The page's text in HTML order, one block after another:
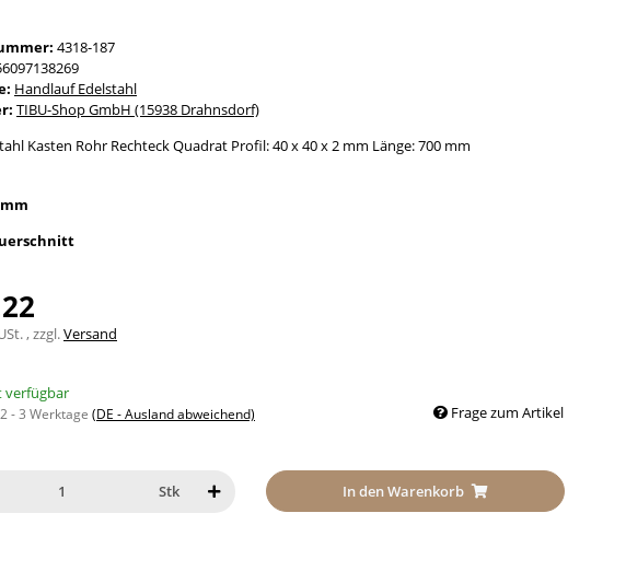
4318-187
Handlauf Edelstahl
TIBU-Shop GmbH (15938 Drahnsdorf)
Kasten Rohr Rechteck Quadrat Profil: 40 x 40 x 2 mm Länge: 700 mm
, zzgl.Versand
verfügbar
2 - 3 Werktage (DE - Ausland abweichend) Frage zum Artikel
Stk In den Warenkorb